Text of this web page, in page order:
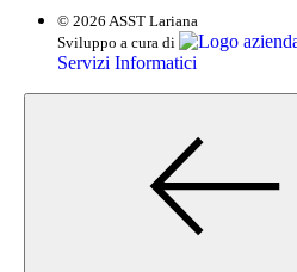
© 2026 ASST Lariana
Sviluppo a cura di
Servizi Informatici